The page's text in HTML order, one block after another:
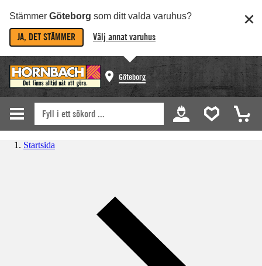
Stämmer Göteborg som ditt valda varuhus?
JA, DET STÄMMER Välj annat varuhus
Göteborg
Startsida